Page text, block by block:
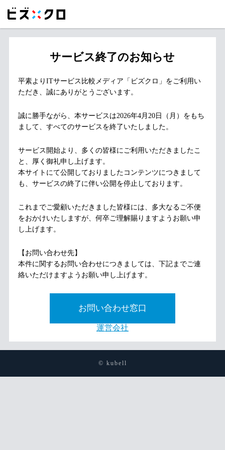
サービス終了のお知らせ
平素よりITサービス比較メディア「ビズクロ」をご利用い
ただき、誠にありがとうございます。
誠に勝手ながら、本サービスは2026年4月20日（月）をもち
まして、すべてのサービスを終了いたしました。
サービス開始より、多くの皆様にご利用いただきましたこ
と、厚く御礼申し上げます。
本サイトにて公開しておりましたコンテンツにつきまして
も、サービスの終了に伴い公開を停止しております。
これまでご愛顧いただきました皆様には、多大なるご不便
をおかけいたしますが、何卒ご理解賜りますようお願い申
し上げます。
【お問い合わせ先】
本件に関するお問い合わせにつきましては、下記までご連
絡いただけますようお願い申し上げます。
お問い合わせ窓口
運営会社
© kubell